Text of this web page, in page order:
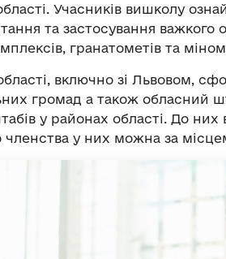
Учасників вишколу
та застосування важкого
гранатометів та
включно зі Львовом,
громад а також обласний
у районах області. До них
членства у них можна за